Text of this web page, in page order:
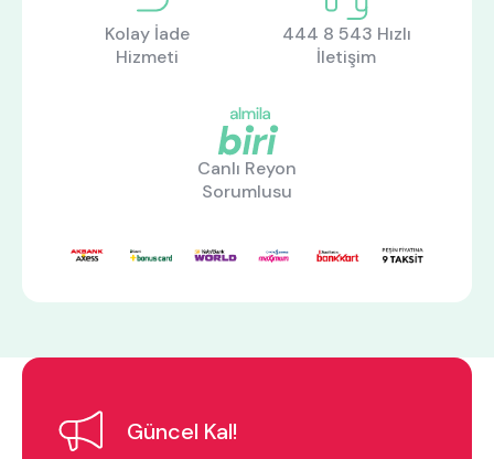
ne aramıştınız?
En çok ziyaret edilenler
tek kişilik yatak gamer
Kolay İade
Hizmeti
444 8 543 Hızlı
İletişim
Canlı Reyon
Sorumlusu
Güncel Kal!